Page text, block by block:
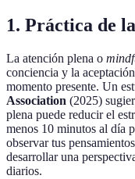
1. Práctica de
La atención plena o
conciencia y la
momento presente. Un
Association (2025)
plena puede reducir el
menos 10 minutos al día
observar tus
desarrollar una
diarios.